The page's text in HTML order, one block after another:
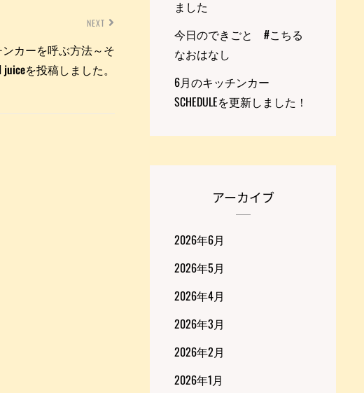
NEXT
ンカーを呼ぶ方法～そ
を投稿しました。
ました
今日のできごと #こちる
なおはなし
6月のキッチンカー
SCHEDULEを更新しました！
アーカイブ
2026年6月
2026年5月
2026年4月
2026年3月
2026年2月
2026年1月